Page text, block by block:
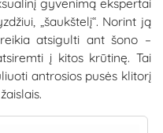
gyvenimą ekspertai
„šaukštelį“. Norint ją
atsigulti ant šono –
į kitos krūtinę. Tai
antrosios pusės klitorį